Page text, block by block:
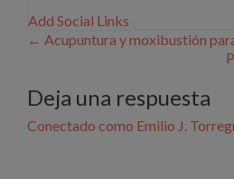
Add Social Links
Navegación
← Acupuntura y moxibustión
Deja una respuesta
Conectado como Emilio J.